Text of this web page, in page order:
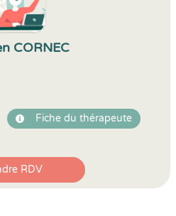
CORNEC
Fiche du thérapeute
RDV